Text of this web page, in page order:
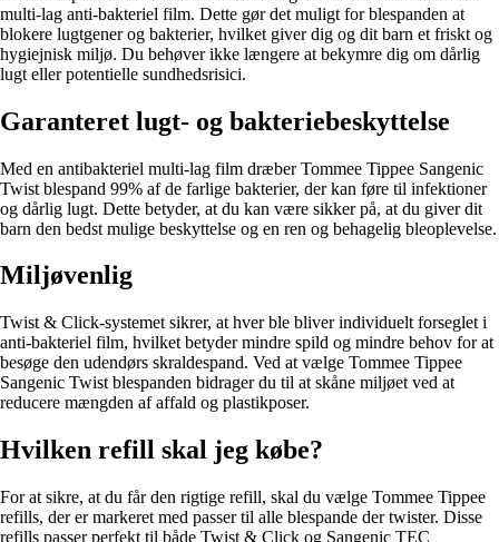
multi-lag anti-bakteriel film. Dette gør det muligt for blespanden at
blokere lugtgener og bakterier, hvilket giver dig og dit barn et friskt og
hygiejnisk miljø. Du behøver ikke længere at bekymre dig om dårlig
lugt eller potentielle sundhedsrisici.
Garanteret lugt- og bakteriebeskyttelse
Med en antibakteriel multi-lag film dræber Tommee Tippee Sangenic
Twist blespand 99% af de farlige bakterier, der kan føre til infektioner
og dårlig lugt. Dette betyder, at du kan være sikker på, at du giver dit
barn den bedst mulige beskyttelse og en ren og behagelig bleoplevelse.
Miljøvenlig
Twist & Click-systemet sikrer, at hver ble bliver individuelt forseglet i
anti-bakteriel film, hvilket betyder mindre spild og mindre behov for at
besøge den udendørs skraldespand. Ved at vælge Tommee Tippee
Sangenic Twist blespanden bidrager du til at skåne miljøet ved at
reducere mængden af affald og plastikposer.
Hvilken refill skal jeg købe?
For at sikre, at du får den rigtige refill, skal du vælge Tommee Tippee
refills, der er markeret med passer til alle blespande der twister. Disse
refills passer perfekt til både Twist & Click og Sangenic TEC